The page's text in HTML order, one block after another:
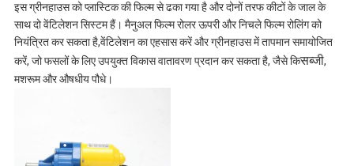
इस ग्रीनहाउस को प्लास्टिक की फिल्म से ढका गया है और दोनों तरफ कीटों के जाल के
साथ दो वेंटिलेशन सिस्टम हैं। मैनुअल फिल्म रोलर ऊपरी और निचले फिल्म रोलिंग को
नियंत्रित कर सकता है,वेंटिलेशन का एहसास करें और ग्रीनहाउस में तापमान समायोजित
करें, जो फसलों के लिए उपयुक्त विकास वातावरण प्रदान कर सकता है, जैसे किसब्जी,
मशरूम और औषधीय पौधे।